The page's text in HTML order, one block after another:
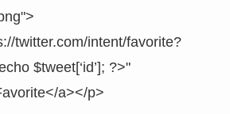
twitter.com/intent/favorite?
$tweet[‘id’]; ?>"
a></p>